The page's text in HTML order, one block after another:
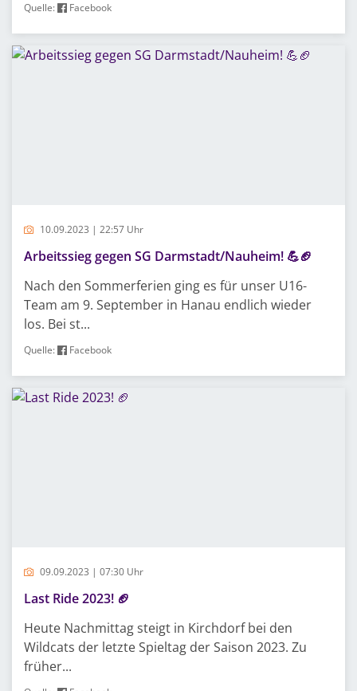
Quelle: Facebook
10.09.2023 | 22:57 Uhr
Arbeitssieg gegen SG Darmstadt/Nauheim! 💪🏈
Nach den Sommerferien ging es für unser U16-
Team am 9. September in Hanau endlich wieder
los. Bei st...
Quelle: Facebook
09.09.2023 | 07:30 Uhr
Last Ride 2023! 🏈
Heute Nachmittag steigt in Kirchdorf bei den
Wildcats der letzte Spieltag der Saison 2023. Zu
früher...